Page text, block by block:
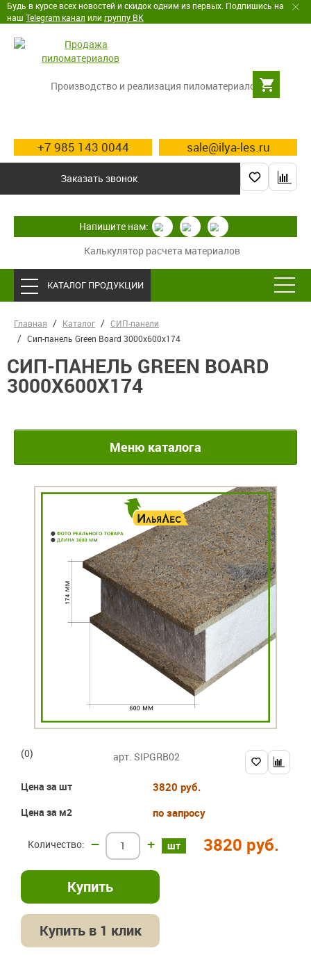
Будь в курсе всех новостей и скидок одним из первых. Подпишись на
наш Telegram канал или группу ВК
Производство и реализация пиломатериалов
+7 985 143 0044 sale@ilya-les.ru
Заказать звонок
Калькулятор расчета материалов
Напишите нам:
КАТАЛОГ ПРОДУКЦИИ
Главная Каталог
СИП-панели
Сип-панель Green Board 3000x600x174
СИП-ПАНЕЛЬ GREEN BOARD
3000X600X174
Меню каталога
(0) арт. SIPGRB02
Цена за шт 3820 руб.
Цена за м2 по запросу
шт
– + 3820 руб.
Купить в 1 клик